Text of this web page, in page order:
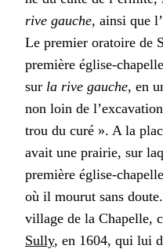
rive gauche, ainsi que
Le premier oratoire de
première église-
sur la rive gauche, en
non loin de
trou du curé ». A la
avait une prairie, sur
première église-
où il mourut sans
village de la Chapelle,
Sully, en 1604, qui lui